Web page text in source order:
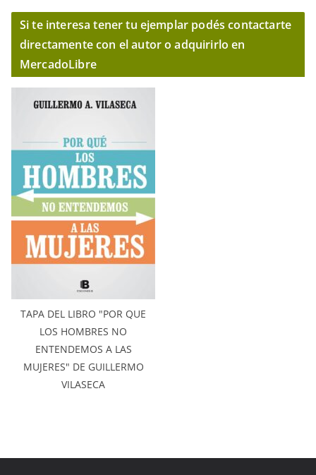
Si te interesa tener tu ejemplar podés contactarte
directamente con el autor o adquirirlo en
MercadoLibre
TAPA DEL LIBRO "POR QUE
LOS HOMBRES NO
ENTENDEMOS A LAS
MUJERES" DE GUILLERMO
VILASECA